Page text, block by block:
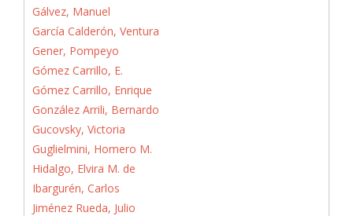
Gálvez, Manuel
García Calderón, Ventura
Gener, Pompeyo
Gómez Carrillo, E.
Gómez Carrillo, Enrique
González Arrili, Bernardo
Gucovsky, Victoria
Guglielmini, Homero M.
Hidalgo, Elvira M. de
Ibargurén, Carlos
Jiménez Rueda, Julio